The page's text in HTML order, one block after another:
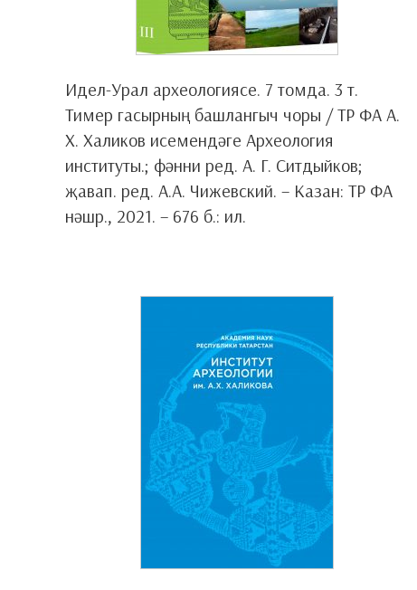
Идел-Урал археологиясе. 7 томда. 3 т.
Тимер гасырның башлангыч чоры / ТР ФА А.
Х. Халиков исемендәге Археология
институты.; фәнни ред. А. Г. Ситдыйков;
җавап. ред. А.А. Чижевский. – Казан: ТР ФА
нәшр., 2021. – 676 б.: ил.